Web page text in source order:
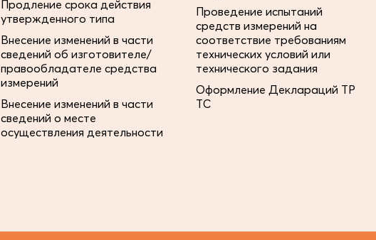
Продление срока действия
утвержденного типа
Внесение изменений в части
сведений об изготовителе/
правообладателе средства
измерений
Внесение изменений в части
сведений о месте
осуществления деятельности
Проведение испытаний
средств измерений на
соответствие требованиям
технических условий или
технического задания
Оформление Деклараций ТР
ТС